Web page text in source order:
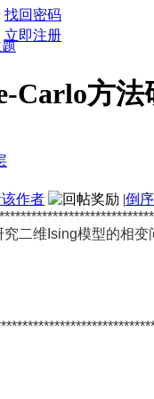
找回密码
立即注册
Carlo方法
该作者 |倒
二维Ising模型的相